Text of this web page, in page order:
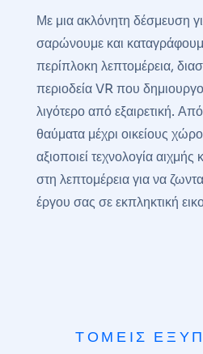
Με μια ακλόνητη δέσμευση
σαρώνουμε και
περίπλοκη λεπτομέρεια,
περιοδεία VR που
λιγότερο από εξαιρετική.
θαύματα μέχρι οικείους
αξιοποιεί τεχνολογία
στη λεπτομέρεια για να
έργου σας σε εκπληκτική
ΤΟΜΕΙΣ